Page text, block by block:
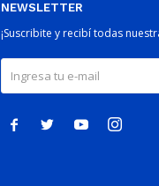
NEWSLETTER
¡Suscribite y recibí todas
   